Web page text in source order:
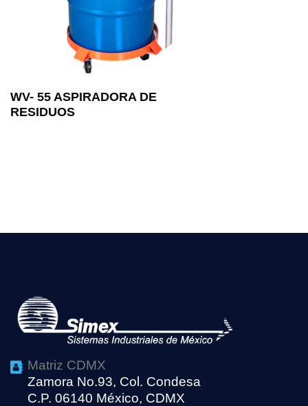
WV- 55 ASPIRADORA DE
RESIDUOS
Matriz CDMX
Zamora No.93, Col. Condesa
C.P. 06140 México, CDMX